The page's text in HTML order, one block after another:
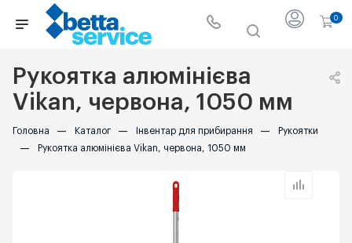
0
Рукоятка алюмінієва
Vikan, червона, 1050 мм
Головна — Каталог — Інвентар для прибирання — Рукоятки
— Рукоятка алюмінієва Vikan, червона, 1050 мм